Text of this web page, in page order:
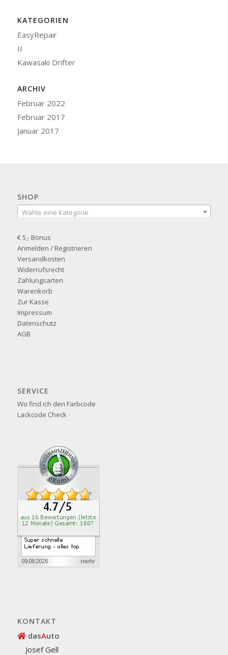
KATEGORIEN
EasyRepair
II
Kawasaki Drifter
ARCHIV
Februar 2022
Februar 2017
Januar 2017
SHOP
Wähle eine Kategorie
€ 5,- Bonus
Anmelden / Registrieren
Versandkosten
Widerrufsrecht
Zahlungsarten
Warenkorb
Zur Kasse
Impressum
Datenschutz
AGB
SERVICE
Wo find ich den Farbcode
Lackcode Check
KONTAKT
dasAuto
Josef Gell